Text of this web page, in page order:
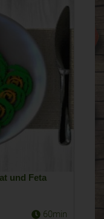
und Feta
60min